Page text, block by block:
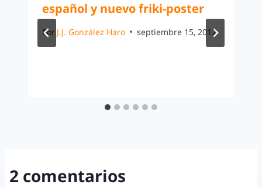
español y nuevo friki-poster
Por J.J. González Haro septiembre 15, 2012
2 comentarios